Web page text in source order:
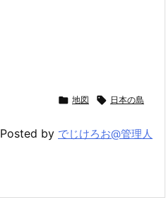
 地図  日本の島
Posted by でじけろお@管理人